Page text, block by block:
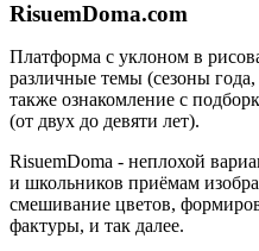
RisuemDoma.com
Платформа с уклоном в
различные темы (сезоны
также ознакомление с
(от двух до девяти лет).
RisuemDoma - неплохой
и школьников приёмам
смешивание цветов,
фактуры, и так далее.